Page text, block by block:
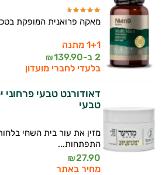
מאקה פרואנית המופקת
1+1 מתנה
2 ב-
139.90
₪
בלעדי לחברי מועדון
דאודורנט טבעי פרחוני
טבעי
מזין את עור בית השחי
התפתחות...
27.90
₪
מחיר באתר
וספרות מקצועית בתחומי
ותזונת הספורט.
אני כאן כדי לעזור לך להתאים
התזונה ומוצרי הבריאות
ולמצב הגופני שלך, ולהסביר לך
יום וגם בתחום הכושר
אישיות מבוססות מדעית.
זה הזמן להתחיל. איך אוכל